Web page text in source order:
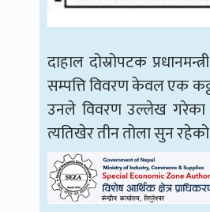
दाहाल दोस्रोपटक
सम्पत्ति विवरण केवल एक
उनले विवरण उल्लेख गरेका
त्यतिखेर तीन तोला सुन